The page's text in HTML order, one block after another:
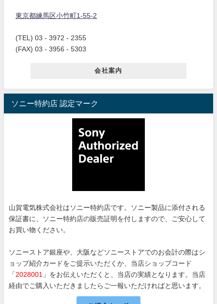
東京都練馬区小竹町1-55-2
(TEL) 03 - 3972 - 2355
(FAX) 03 - 3956 - 5303
会社案内
ソニー特約店 認定マーク
山賀電気株式会社はソニー特約店です。ソニー製品に添付される
保証書に、ソニー特約店の販売証明を付しますので、ご安心して
お買い物ください。
ソニーストア銀座や、大阪などソニーストアでのお会計の際はシ
ョップ紹介カードをご提示いただくか、当店ショップコード
「 2028001 」をお伝えいただくと、当店の実績となります。当店
経由でご購入いただきましたらご一報いただければと思います。